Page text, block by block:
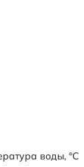
воды, °C